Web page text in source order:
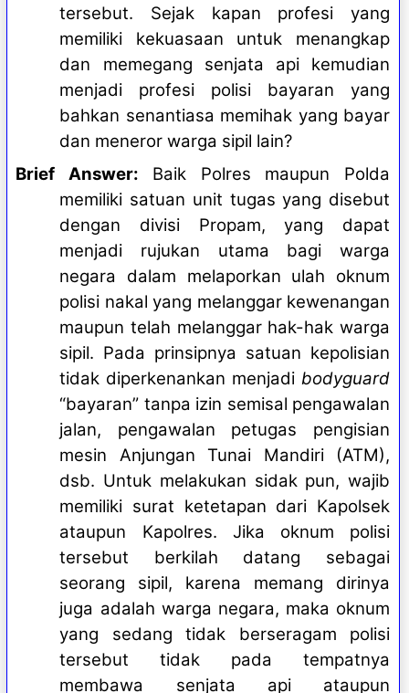
tersebut. Sejak kapan profesi yang
memiliki kekuasaan untuk menangkap
dan memegang senjata api kemudian
menjadi profesi polisi bayaran yang
bahkan senantiasa memihak yang bayar
dan meneror warga sipil lain?
Brief Answer: Baik Polres maupun Polda
memiliki satuan unit tugas yang disebut
dengan divisi Propam, yang dapat
menjadi rujukan utama bagi warga
negara dalam melaporkan ulah oknum
polisi nakal yang melanggar kewenangan
maupun telah melanggar hak-hak warga
sipil. Pada prinsipnya satuan kepolisian
tidak diperkenankan menjadi bodyguard
“bayaran” tanpa izin semisal pengawalan
jalan, pengawalan petugas pengisian
mesin Anjungan Tunai Mandiri (ATM),
dsb. Untuk melakukan sidak pun, wajib
memiliki surat ketetapan dari Kapolsek
ataupun Kapolres. Jika oknum polisi
tersebut berkilah datang sebagai
seorang sipil, karena memang dirinya
juga adalah warga negara, maka oknum
yang sedang tidak berseragam polisi
tersebut tidak pada tempatnya
membawa senjata api ataupun